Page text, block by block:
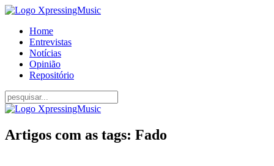
Home
Entrevistas
Notícias
Opinião
Repositório
Artigos com as tags: Fado